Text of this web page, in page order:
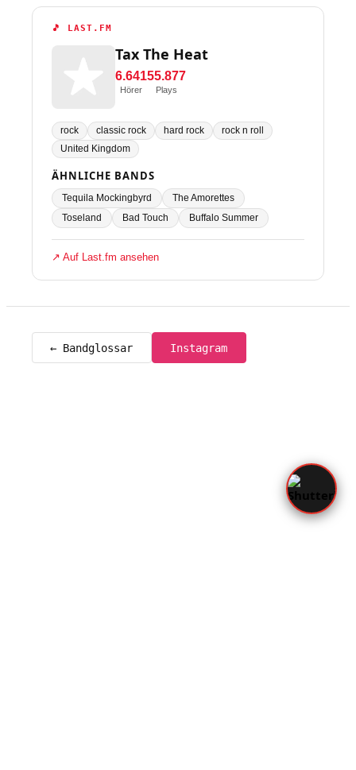
🎵 LAST.FM
Tax The Heat
6.641
Hörer
55.877
Plays
rock classic rock hard rock
rock n roll
United Kingdom
ÄHNLICHE BANDS
Tequila Mockingbyrd
The Amorettes
Toseland
Bad Touch Buffalo Summer
↗ Auf Last.fm ansehen
← Bandglossar Instagram